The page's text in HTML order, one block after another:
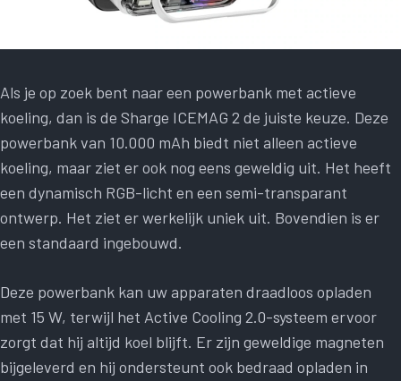
Als je op zoek bent naar een powerbank met actieve
koeling, dan is de Sharge ICEMAG 2 de juiste keuze. Deze
powerbank van 10.000 mAh biedt niet alleen actieve
koeling, maar ziet er ook nog eens geweldig uit. Het heeft
een dynamisch RGB-licht en een semi-transparant
ontwerp. Het ziet er werkelijk uniek uit. Bovendien is er
een standaard ingebouwd.
Deze powerbank kan uw apparaten draadloos opladen
met 15 W, terwijl het Active Cooling 2.0-systeem ervoor
zorgt dat hij altijd koel blijft. Er zijn geweldige magneten
bijgeleverd en hij ondersteunt ook bedraad opladen in